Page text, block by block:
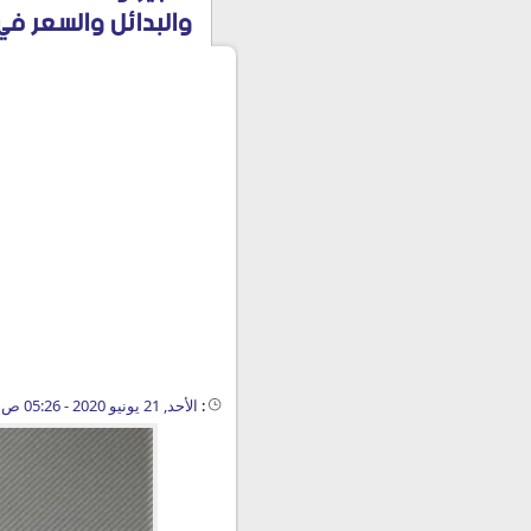
والبدائل والسعر في
: الأحد, 21 يونيو 2020 - 05:26 ص